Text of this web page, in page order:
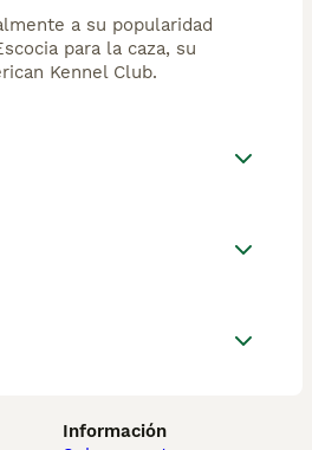
a su popularidad
para la caza, su
Kennel Club.
Información